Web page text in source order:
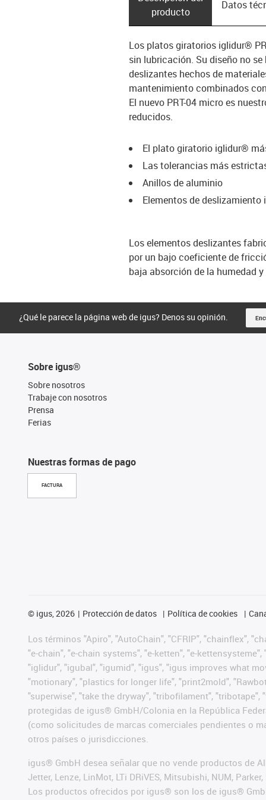
producto
Datos
Los platos giratorios iglidur®
sin lubricación. Su diseño no
deslizantes hechos de
mantenimiento combinados
El nuevo PRT-04 micro es
reducidos.
El plato giratorio iglidur®
Las tolerancias más
Anillos de aluminio
Elementos de
Los elementos deslizantes
por un bajo coeficiente de
baja absorción de la humedad
¿Qué le parece la página web de igus? Denos su opinión.
Sobre igus®
Sobre nosotros
Trabaje con nosotros
Prensa
Ferias
Nuestras formas de pago
FACTURA
© igus, 2026 Protección de datos Política de cookies
Los términos "Apiro", "AutoChain", "CFRIP", "chainflex",
"e-chain", "e-chain systems", "e-ketten", "e-
"iglidur", "igubal", "igumid", "igus", "igus improves what
"motionary", "plastics for longer life", "print2mold",
"superwise", "take the dryway", "tribofilament",
protegidas de igus® GmbH/Colonia en la República
(como solicitudes de marcas comerciales pendientes o
otros países o jurisdicciones.
igus® GmbH desea señalar que no vende productos de
Jetter, Lenze, LinMot, LTi DRiVES, Mitsubishi, NUM,
Los productos ofrecidos por igus® son los de igus®